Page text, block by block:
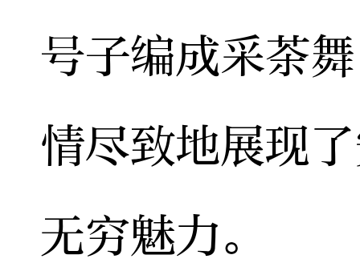
号子编成采茶
情尽致地展现
无穷魅力。